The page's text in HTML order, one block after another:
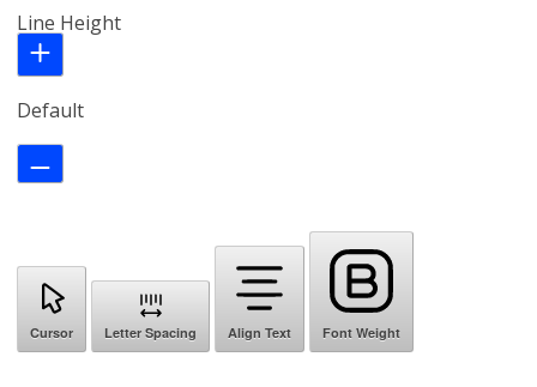
Line Height
Default
Cursor Letter Spacing Align Text Font Weight